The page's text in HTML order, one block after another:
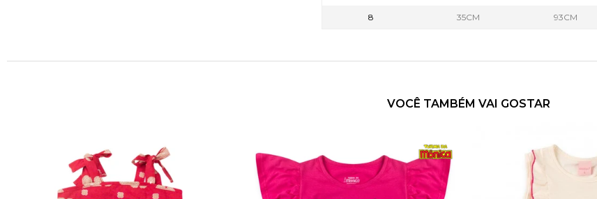
8 35CM 93CM
VOCÊ TAMBÉM VAI GOSTAR